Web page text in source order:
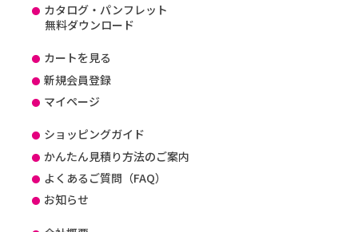
カタログ・パンフレット
無料ダウンロード
カートを見る
新規会員登録
マイページ
ショッピングガイド
かんたん見積り方法のご案内
よくあるご質問（FAQ）
お知らせ